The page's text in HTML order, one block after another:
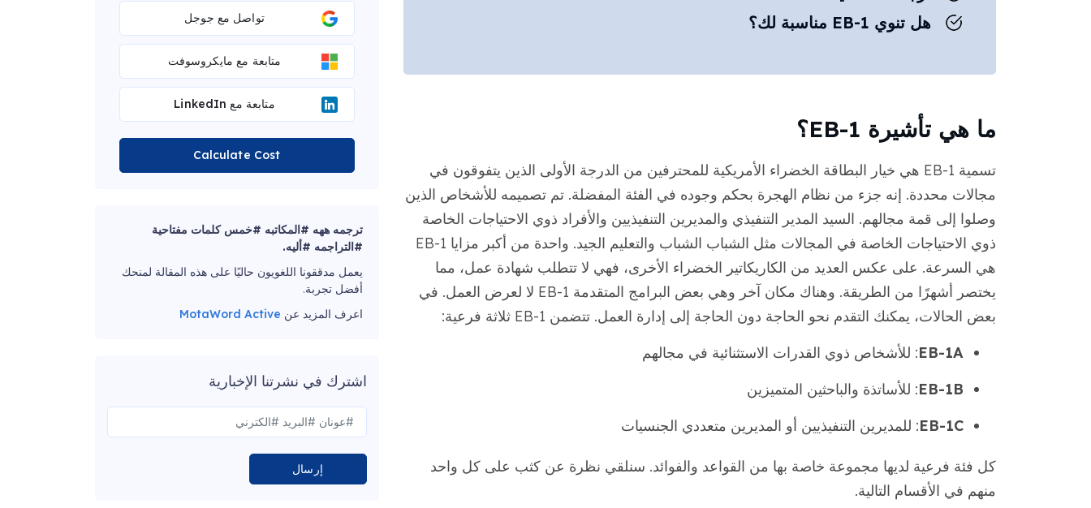
هل تنوي EB-1 مناسبة لك؟
ما هي تأشيرة EB-1؟
تسمية EB-1 هي خيار البطاقة الخضراء الأمريكية للمحترفين من الدرجة الأولى الذين يتفوقون في
مجالات محددة. إنه جزء من نظام الهجرة بحكم وجوده في الفئة المفضلة. تم تصميمه للأشخاص الذين
وصلوا إلى قمة مجالهم. السيد المدير التنفيذي والمديرين التنفيذيين والأفراد ذوي الاحتياجات الخاصة
ذوي الاحتياجات الخاصة في المجالات مثل الشباب الشباب والتعليم الجيد. واحدة من أكبر مزايا EB-1
هي السرعة. على عكس العديد من الكاريكاتير الخضراء الأخرى، فهي لا تتطلب شهادة عمل، مما
يختصر أشهرًا من الطريقة. وهناك مكان آخر وهي بعض البرامج المتقدمة EB-1 لا لعرض العمل. في
بعض الحالات، يمكنك التقدم نحو الحاجة دون الحاجة إلى إدارة العمل. تتضمن EB-1 ثلاثة فرعية:
EB-1A: للأشخاص ذوي القدرات الاستثنائية في مجالهم
EB-1B: للأساتذة والباحثين المتميزين
EB-1C: للمديرين التنفيذيين أو المديرين متعددي الجنسيات
كل فئة فرعية لديها مجموعة خاصة بها من القواعد والفوائد. سنلقي نظرة عن كثب على كل واحد
منهم في الأقسام التالية.
تواصل مع جوجل
متابعة مع مايكروسوفت
متابعة مع LinkedIn
Calculate Cost
ترجمه ههه #المكاتبه #خمس كلمات مفتاحية
#التراجمه #أليه.
يعمل مدققونا اللغويون حاليًا على هذه المقالة لمنحك
أفضل تجربة.
اعرف المزيد عن MotaWord Active
اشترك في نشرتنا الإخبارية
إرسال